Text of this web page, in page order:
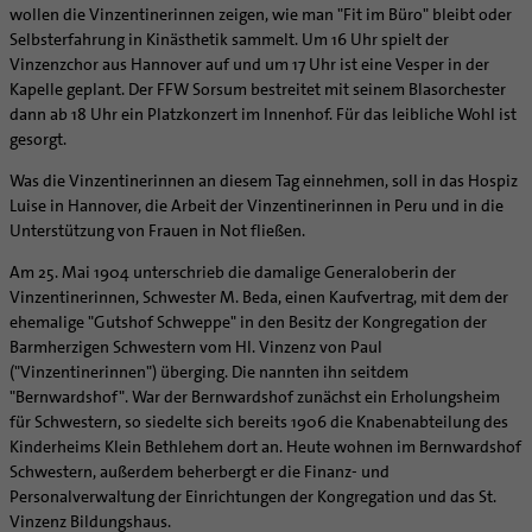
Katholisch heiraten
Hirtenwort: Ehe & Familie
Wissenswertes zur Hochzeit
Ideen für die Hochzeitsfeier
Hochzeits-Symbole
Lebensende
Patientenverfügung
Wo ist der richtige Platz zum Sterben?
Hospiz-Seelsorge
Spiritualität
Exerzitien
Kontemplation
Geistliche Begleitung
Lebens- und Glaubensorte
Unterstützungsangebote für Seelsorgende
Seelsorgefelder
Frauen
Queersensible Seelsorge
City- und Passanten
Altenheim | Senioren
Menschen mit Behinderung
Muttersprachen
Hospiz
Internet- und Telefon
Krankenhaus
Künstler
Glaubenswege
Begleitung und Vernetzung
Newsletter
Weitere Infos
Raum für Vielfalt
Diakone
Pastorale:r Mitarbeiter:in
Pastoralreferent:in
Priester
Kirchenmusiker:in
Religionslehrer:in
Freiwilligendienst
Soziale Berufe in der Caritas
Orden | Gemeinschaften
Frauenorden
Geistliche Gemeinschaften
Ritterorden
Ordo virginum
Bischöfliche Stiftung Gemeinsam für das Leben
Schulpastoral
Hochschulpastoral
Religionsunterricht
Service
Stellenanzeigen
Bistumsarchiv
Projekte
Bestände
Buchreihen
Gemeindeservice
Digitaler Lesesaal
Verein für Geschichte und Kunst im Bistum Hildesheim
Dombibliothek Hildesheim
Bundeskonferenz der kirchlichen Archive in Deutschland
Katholische Akademie des Bistums Hildesheim
Stärkung der Demokratie | Einsatz gegen Diskriminierung
LÜCHTENHOF
Familienbildungsstätten
Katholische Erwachsenenbildung
Forschungsinstitut für Philosophie Hannover
Weltkirche
Bolivienpartnerschaft
Projektförderung
Internationale Freiwilligendienste
Infobrief Weltkirche
missio-Regionalstelle
Bolivienpartnerschaft
Bolivienkommission
Café Bolivia
Finanzielle Förderung der Bolivienpartnerschaft
Ökologische Fonds
Partnerschaftsvereinbarung
Bolivienpartnerschaft Bistum Trier
Bolivienreise mit Bischof Heiner
Bolivientag 2026
Internationale Freiwilligendienste
Aktuelles
Outgoing
Incoming
Katholische Büros
Wir machen Kirche - schöpfungsgerecht
Biologische Vielfalt
Energetisches Sanieren
Fördermittel finden
Mobilität
Ökotheologie
Schöpfungsspiritualität
Umweltbildung
Zukunftsräume
Aktuelles
Angebote
Abenteuer Glaube
Unterstützung für Pfarreien und Einrichtungen
Prävention
Fortbildungen
Stellenangebote
Liturgie und Kirchenmusik
Lokale Kirchenentwicklung
#diegruenegemeinde
Internationale Freiwilligendienste
Netzwerk ChancenGleich
Büchereien
Medienstelle
Newsletter
Personalentwicklung
Unterstützungsangebot für Seelsorgende
Materialien
Aktuelles
Altersvorsorge und Ruhestand
Arbeitshilfen
Bistumsatlas
Beruf und Familie
KODA
Direktorium
Mitarbeitervertretung
Institutionelles Schutzkonzept
Kirchlicher Anzeiger
Kirchliches Arbeitsrecht
Schematismus
wollen die Vinzentinerinnen zeigen, wie man "Fit im Büro" bleibt oder
Selbsterfahrung in Kinästhetik sammelt. Um 16 Uhr spielt der
Vinzenzchor aus Hannover auf und um 17 Uhr ist eine Vesper in der
Kapelle geplant. Der FFW Sorsum bestreitet mit seinem Blasorchester
dann ab 18 Uhr ein Platzkonzert im Innenhof. Für das leibliche Wohl ist
gesorgt.
Was die Vinzentinerinnen an diesem Tag einnehmen, soll in das Hospiz
Luise in Hannover, die Arbeit der Vinzentinerinnen in Peru und in die
Unterstützung von Frauen in Not fließen.
Am 25. Mai 1904 unterschrieb die damalige Generaloberin der
Vinzentinerinnen, Schwester M. Beda, einen Kaufvertrag, mit dem der
ehemalige "Gutshof Schweppe" in den Besitz der Kongregation der
Barmherzigen Schwestern vom Hl. Vinzenz von Paul
("Vinzentinerinnen") überging. Die nannten ihn seitdem
"Bernwardshof". War der Bernwardshof zunächst ein Erholungsheim
für Schwestern, so siedelte sich bereits 1906 die Knabenabteilung des
Kinderheims Klein Bethlehem dort an. Heute wohnen im Bernwardshof
Schwestern, außerdem beherbergt er die Finanz- und
Personalverwaltung der Einrichtungen der Kongregation und das St.
Vinzenz Bildungshaus.